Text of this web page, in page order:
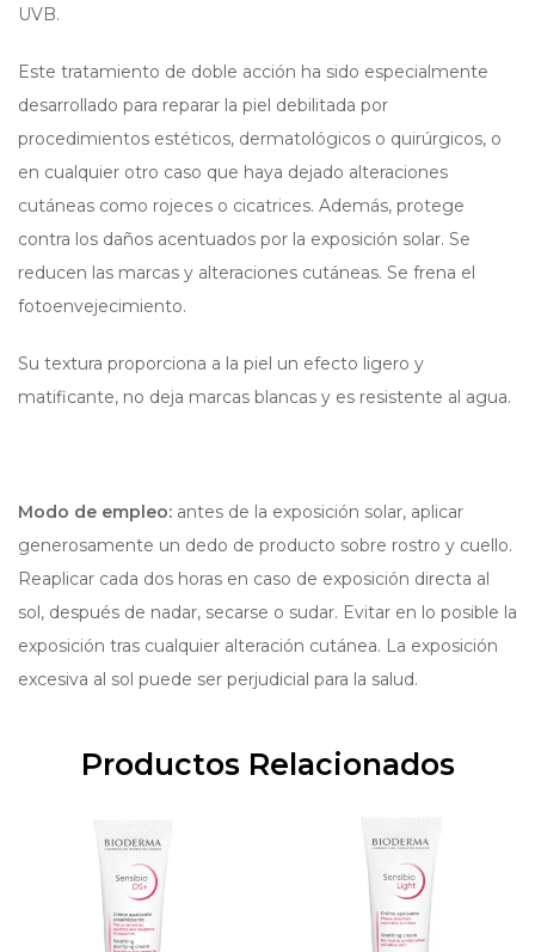
UVB.
Este tratamiento de doble acción ha sido especialmente
desarrollado para reparar la piel debilitada por
procedimientos estéticos, dermatológicos o quirúrgicos, o
en cualquier otro caso que haya dejado alteraciones
cutáneas como rojeces o cicatrices. Además, protege
contra los daños acentuados por la exposición solar. Se
reducen las marcas y alteraciones cutáneas. Se frena el
fotoenvejecimiento.
Su textura proporciona a la piel un efecto ligero y
matificante, no deja marcas blancas y es resistente al agua.
Modo de empleo: antes de la exposición solar, aplicar
generosamente un dedo de producto sobre rostro y cuello.
Reaplicar cada dos horas en caso de exposición directa al
sol, después de nadar, secarse o sudar. Evitar en lo posible la
exposición tras cualquier alteración cutánea. La exposición
excesiva al sol puede ser perjudicial para la salud.
Productos Relacionados